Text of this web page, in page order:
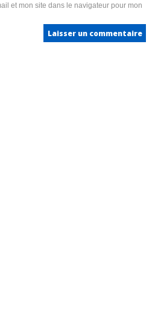
et mon site dans le navigateur pour mon